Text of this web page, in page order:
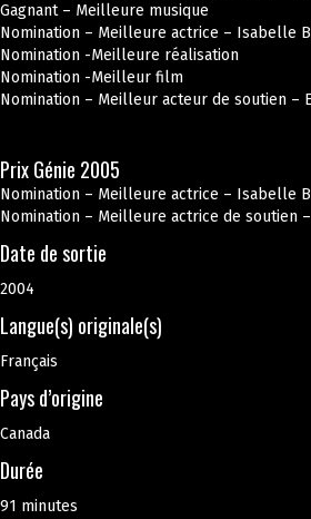
Gagnant – Meilleure musique
Nomination – Meilleure actrice – Isabelle
Nomination -Meilleure réalisation
Nomination -Meilleur film
Nomination – Meilleur acteur de soutien –
Prix Génie 2005
Nomination – Meilleure actrice – Isabelle
Nomination – Meilleure actrice de soutien
Date de sortie
2004
Langue(s) originale(s)
Français
Pays d’origine
Canada
Durée
91 minutes